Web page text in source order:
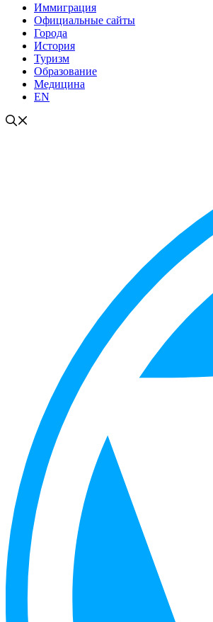
Иммиграция
Официальные сайты
Города
История
Туризм
Образование
Медицина
EN